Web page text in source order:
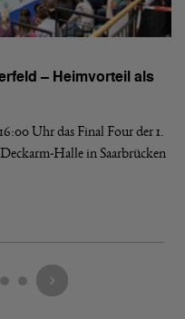
– Heimvorteil als
Uhr das Final Four der 1.
Halle in Saarbrücken